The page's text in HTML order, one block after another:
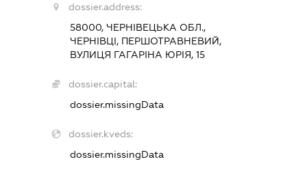
dossier.address:
58000, ЧЕРНІВЕЦЬКА ОБЛ.,
ЧЕРНІВЦІ, ПЕРШОТРАВНЕВИЙ,
ВУЛИЦЯ ГАГАРІНА ЮРІЯ, 15
dossier.capital:
dossier.missingData
dossier.kveds:
dossier.missingData